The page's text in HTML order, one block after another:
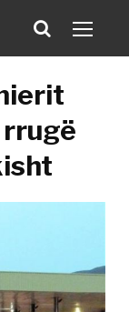
rrugë